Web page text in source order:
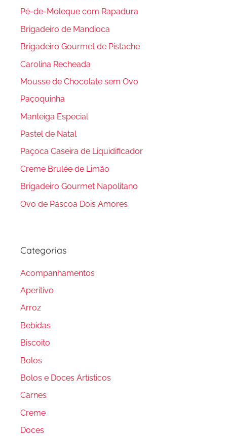
Pé-de-Moleque com Rapadura
Brigadeiro de Mandioca
Brigadeiro Gourmet de Pistache
Carolina Recheada
Mousse de Chocolate sem Ovo
Paçoquinha
Manteiga Especial
Pastel de Natal
Paçoca Caseira de Liquidificador
Creme Brulée de Limão
Brigadeiro Gourmet Napolitano
Ovo de Páscoa Dois Amores
Categorias
Acompanhamentos
Aperitivo
Arroz
Bebidas
Biscoito
Bolos
Bolos e Doces Artísticos
Carnes
Creme
Doces